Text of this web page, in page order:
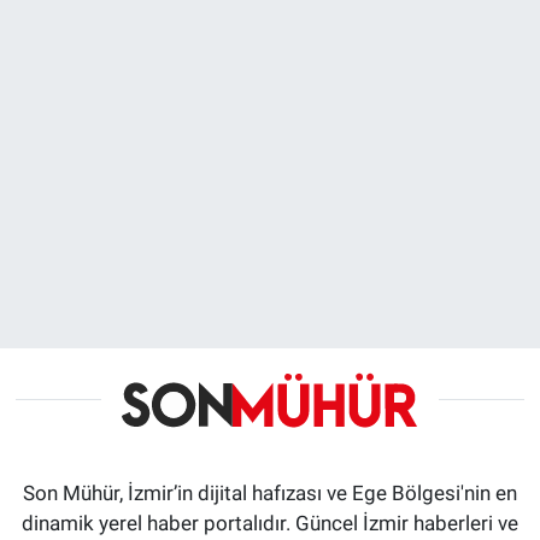
Son Mühür, İzmir’in dijital hafızası ve Ege Bölgesi'nin en
dinamik yerel haber portalıdır. Güncel İzmir haberleri ve